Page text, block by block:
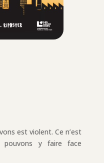
est violent. Ce n’est
pouvons y faire face